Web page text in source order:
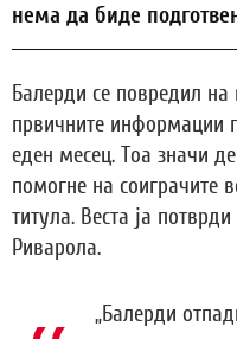
нема да биде
Балерди се повредил на
првичните информации
еден месец. Тоа значи
помогне на соиграчите
титула. Веста ја
Риварола.
„Балерди